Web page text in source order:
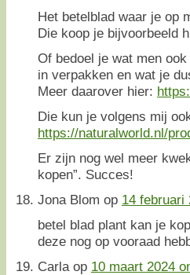
Het betelblad waar je op
Die koop je bijvoorbeeld
Of bedoel je wat men
in verpakken en wat je
Meer daarover hier:
Die kun je volgens mij
https://naturalworld.nl/
Er zijn nog wel meer
kopen”. Succes!
Jona Blom op 14 februari
betel blad plant kan je
deze nog op vooraad
Carla op 10 maart 2024